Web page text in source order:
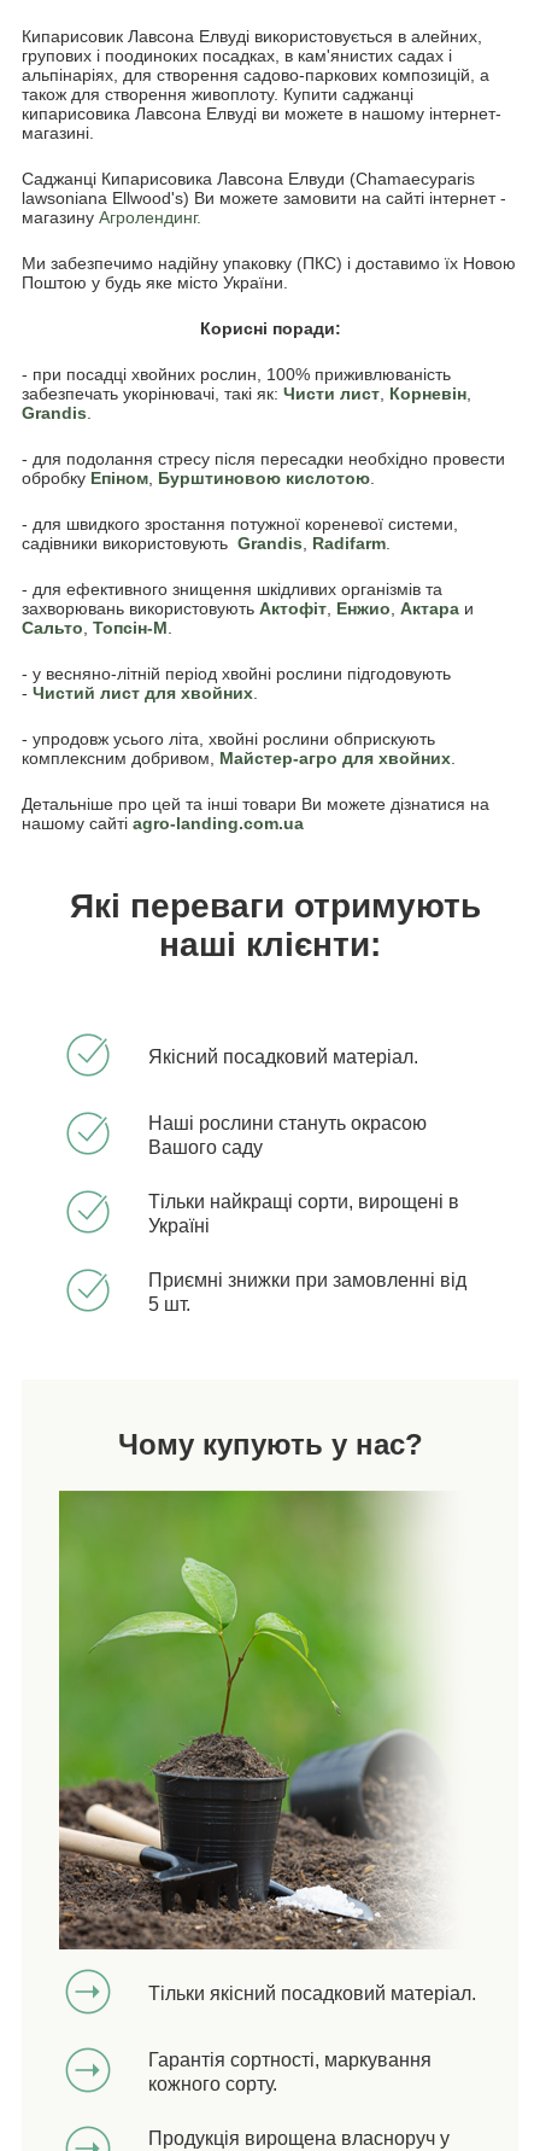
Кипарисовик Лавсона Елвуді використовується в алейних,
групових і поодиноких посадках, в кам'янистих садах і
альпінаріях, для створення садово-паркових композицій, а
також для створення живоплоту. Купити саджанці
кипарисовика Лавсона Елвуді ви можете в нашому інтернет-
магазині.
Саджанці Кипарисовика Лавсона Елвуди (Chamaecyparis
lawsoniana Ellwood's) Ви можете замовити на сайті інтернет -
магазину Агролендинг.
Ми забезпечимо надійну упаковку (ПКС) і доставимо їх Новою
Поштою у будь яке місто України.
Корисні поради:
- при посадці хвойних рослин, 100% приживлюваність
забезпечать укорінювачі, такі як: Чисти лист Корневін
Grandis
- для подолання стресу після пересадки необхідно провести
обробку Епіном Бурштиновою кислотою
- для швидкого зростання потужної кореневої системи,
садівники використовують Grandis Radifarm
- для ефективного знищення шкідливих організмів та
захворювань використовують Актофіт Енжио Актара и
Сальто Топсін-М
- у весняно-літній період хвойні рослини підгодовують
- Чистий лист для хвойних
- упродовж усього літа, хвойні рослини обприскують
комплексним добривом, Майстер-агро для хвойних
Детальніше про цей та інші товари Ви можете дізнатися на
нашому сайті agro-landing.com.ua
Які переваги отримують
наші клієнти:
Якісний посадковий матеріал.
Наші рослини стануть окрасою
Вашого саду
Тільки найкращі сорти, вирощені в
Україні
Приємні знижки при замовленні від
5 шт.
Чому купують у нас?
Тільки якісний посадковий матеріал.
Гарантія сортності, маркування
кожного сорту.
Продукція вирощена власноруч у